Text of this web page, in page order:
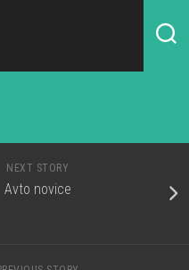
NEXT STORY
Avto novice